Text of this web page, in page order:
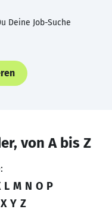
Deine Job-Suche
von A bis Z
L M N O P
X Y Z